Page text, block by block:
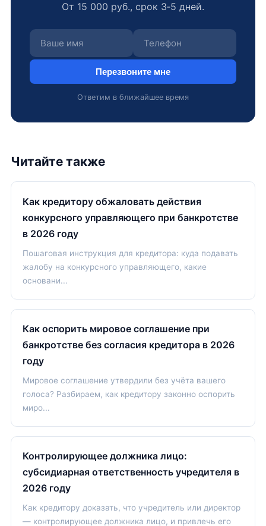
От 15 000 руб., срок 3‑5 дней.
Перезвоните мне
Ответим в ближайшее время
Читайте также
Как кредитору обжаловать действия
конкурсного управляющего при банкротстве
в 2026 году
Пошаговая инструкция для кредитора: куда подавать
жалобу на конкурсного управляющего, какие
основани...
Как оспорить мировое соглашение при
банкротстве без согласия кредитора в 2026
году
Мировое соглашение утвердили без учёта вашего
голоса? Разбираем, как кредитору законно оспорить
миро...
Контролирующее должника лицо:
субсидиарная ответственность учредителя в
2026 году
Как кредитору доказать, что учредитель или директор
— контролирующее должника лицо, и привлечь его